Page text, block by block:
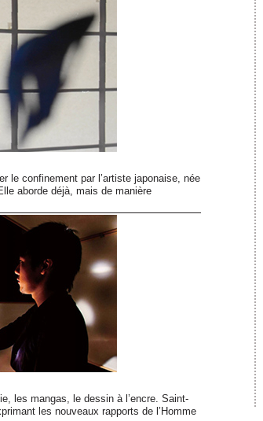
le confinement par l’artiste japonaise, née
aborde déjà, mais de manière
les mangas, le dessin à l’encre. Saint-
les nouveaux rapports de l’Homme